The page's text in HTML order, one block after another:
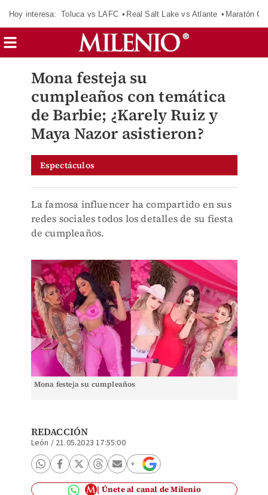
Hoy interesa: Toluca vs LAFC Real Salt Lake vs Atlante Maratón
Mona festeja su
cumpleaños con temática
de Barbie; ¿Karely Ruiz y
Maya Nazor asistieron?
Espectáculos
La famosa influencer ha compartido en sus
redes sociales todos los detalles de su fiesta
de cumpleaños.
Mona festeja su cumpleaños
REDACCIÓN
León / 21.05.2023 17:55:00
Únete al canal de Milenio